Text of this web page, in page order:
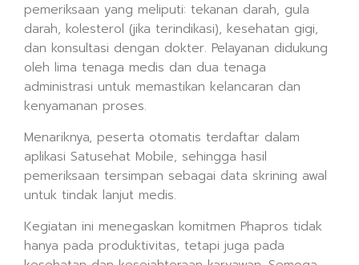
pemeriksaan yang meliputi: tekanan darah, gula
darah, kolesterol (jika terindikasi), kesehatan gigi,
dan konsultasi dengan dokter. Pelayanan didukung
oleh lima tenaga medis dan dua tenaga
administrasi untuk memastikan kelancaran dan
kenyamanan proses.
Menariknya, peserta otomatis terdaftar dalam
aplikasi Satusehat Mobile, sehingga hasil
pemeriksaan tersimpan sebagai data skrining awal
untuk tindak lanjut medis.
Kegiatan ini menegaskan komitmen Phapros tidak
hanya pada produktivitas, tetapi juga pada